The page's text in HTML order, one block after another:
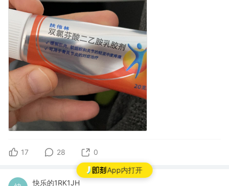
App内打开
17 28 0
快乐的1RK1JH